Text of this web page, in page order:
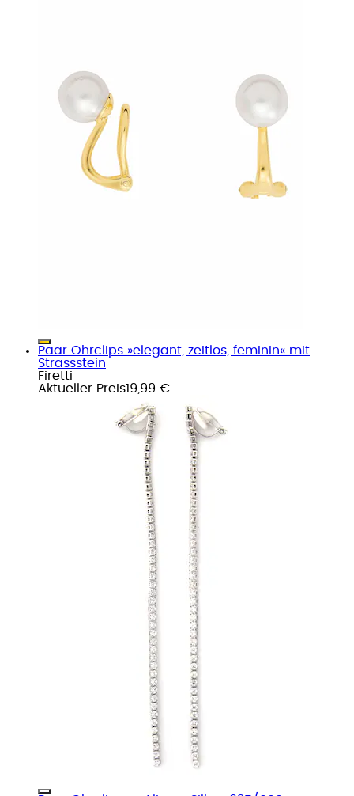
Paar Ohrclips »elegant, zeitlos, feminin« mit
Strassstein
Firetti
Aktueller Preis19,99 €